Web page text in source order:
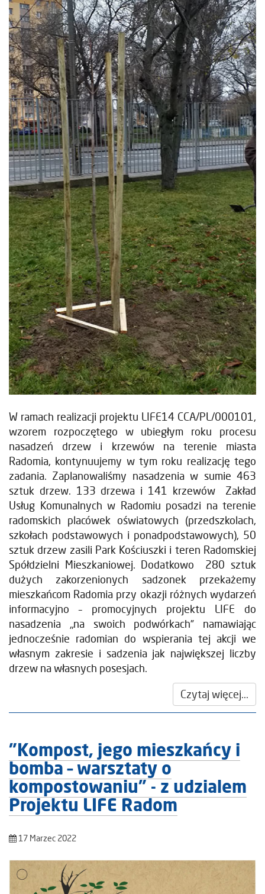
W ramach realizacji projektu LIFE14 CCA/PL/000101,
wzorem rozpoczętego w ubiegłym roku procesu
nasadzeń drzew i krzewów na terenie miasta
Radomia, kontynuujemy w tym roku realizację tego
zadania. Zaplanowaliśmy nasadzenia w sumie 463
sztuk drzew. 133 drzewa i 141 krzewów Zakład
Usług Komunalnych w Radomiu posadzi na terenie
radomskich placówek oświatowych (przedszkolach,
szkołach podstawowych i ponadpodstawowych), 50
sztuk drzew zasili Park Kościuszki i teren Radomskiej
Spółdzielni Mieszkaniowej. Dodatkowo 280 sztuk
dużych zakorzenionych sadzonek przekażemy
mieszkańcom Radomia przy okazji różnych wydarzeń
informacyjno – promocyjnych projektu LIFE do
nasadzenia „na swoich podwórkach” namawiając
jednocześnie radomian do wspierania tej akcji we
własnym zakresie i sadzenia jak największej liczby
drzew na własnych posesjach.
Czytaj więcej...
"Kompost, jego mieszkańcy i
bomba – warsztaty o
kompostowaniu" - z udzialem
Projektu LIFE Radom
17 Marzec 2022